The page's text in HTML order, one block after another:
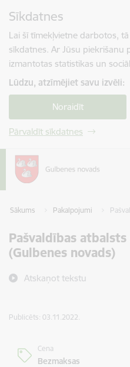
Sīkdatnes
Lai šī tīmekļvietne darbotos,
sīkdatnes. Ar Jūsu piekrišanu
izmantotas statistikas un
Lūdzu, atzīmējiet savu izvēli:
Noraidīt
Pārvaldīt sīkdatnes
Sākums Pakalpojumi
Pašvaldības
(Gulbenes novads)
Atskaņot tekstu
Publicēts: 03.11.2022.
Cena
Bezmaksas